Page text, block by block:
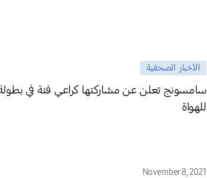
الأخبار الصحفية
سامسونج تعلن عن مشاركتها كراعي فئة في
للهواة
November 8, 2021